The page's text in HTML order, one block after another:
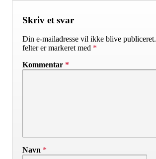
Skriv et svar
Din e-mailadresse vil ikke blive publiceret.
felter er markeret med *
Kommentar *
Navn *